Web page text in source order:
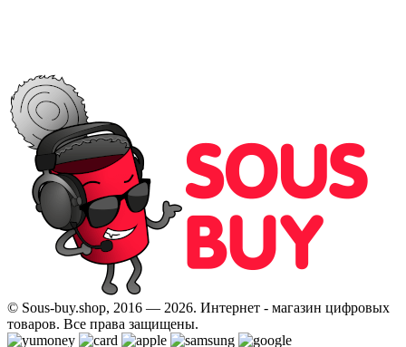
© Sous-buy.shop, 2016 — 2026. Интернет - магазин цифровых
товаров. Все права защищены.